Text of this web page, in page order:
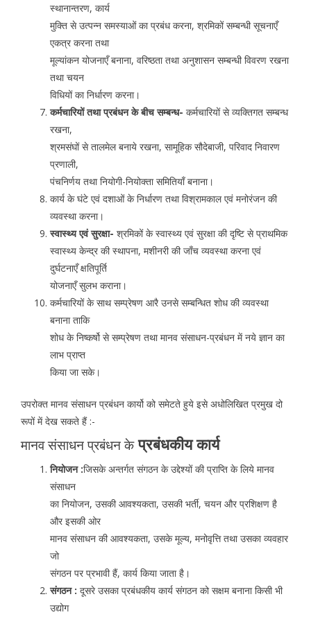
स्थानान्तरण, कार्य
मुक्ति से उत्पन्न समस्याओं का प्रबंध करना, श्रमिकों सम्बन्धी सूचनाएँ
एकत्र करना तथा
मूल्यांकन योजनाएँ बनाना, वरिष्ठता तथा अनुशासन सम्बन्धी विवरण रखना
तथा चयन
विधियों का निर्धारण करना।
कर्मचारियों तथा प्रबंधन के बीच सम्बन्ध- कर्मचारियों से व्यक्तिगत सम्बन्ध
रखना,
श्रमसंघों से तालमेल बनाये रखना, सामूहिक सौदेबाजी, परिवाद निवारण
प्रणाली,
पंचनिर्णय तथा नियोगी-नियोक्ता समितियाँ बनाना।
कार्य के घंटे एवं दशाओं के निर्धारण तथा विश्रामकाल एवं मनोरंजन की
व्यवस्था करना।
स्वास्थ्य एवं सुरक्षा- श्रमिकों के स्वास्थ्य एवं सुरक्षा की दृष्टि से प्राथमिक
स्वास्थ्य केन्द्र की स्थापना, मशीनरी की जाँच व्यवस्था करना एवं
दुर्घटनाएँ क्षतिपूर्ति
योजनाएँ सुलभ कराना।
कर्मचारियों के साथ सम्प्रेषण आरै उनसे सम्बन्धित शोध की व्यवस्था
बनाना ताकि
शोध के निष्कर्षो से सम्प्रेषण तथा मानव संसाधन-प्रबंधन में नये ज्ञान का
लाभ प्राप्त
किया जा सके।
उपरोक्त मानव संसाधन प्रबंधन कार्यो को समेटते हुये इसे अधोलिखित प्रमुख दो
रूपों में देख सकते हैं :-
मानव संसाधन प्रबंधन केप्रबंधकीय कार्य
नियोजन :जिसके अन्तर्गत संगठन के उद्देश्यों की प्राप्ति के लिये मानव
संसाधन
का नियोजन, उसकी आवश्यकता, उसकी भर्ती, चयन और प्रशिक्षण है
और इसकी ओर
मानव संसाधन की आवश्यकता, उसके मूल्य, मनोवृत्ति तथा उसका व्यवहार
जो
संगठन पर प्रभावी हैं, कार्य किया जाता है।
संगठन : दूसरे उसका प्रबंधकीय कार्य संगठन को सक्षम बनाना किसी भी
उद्योग